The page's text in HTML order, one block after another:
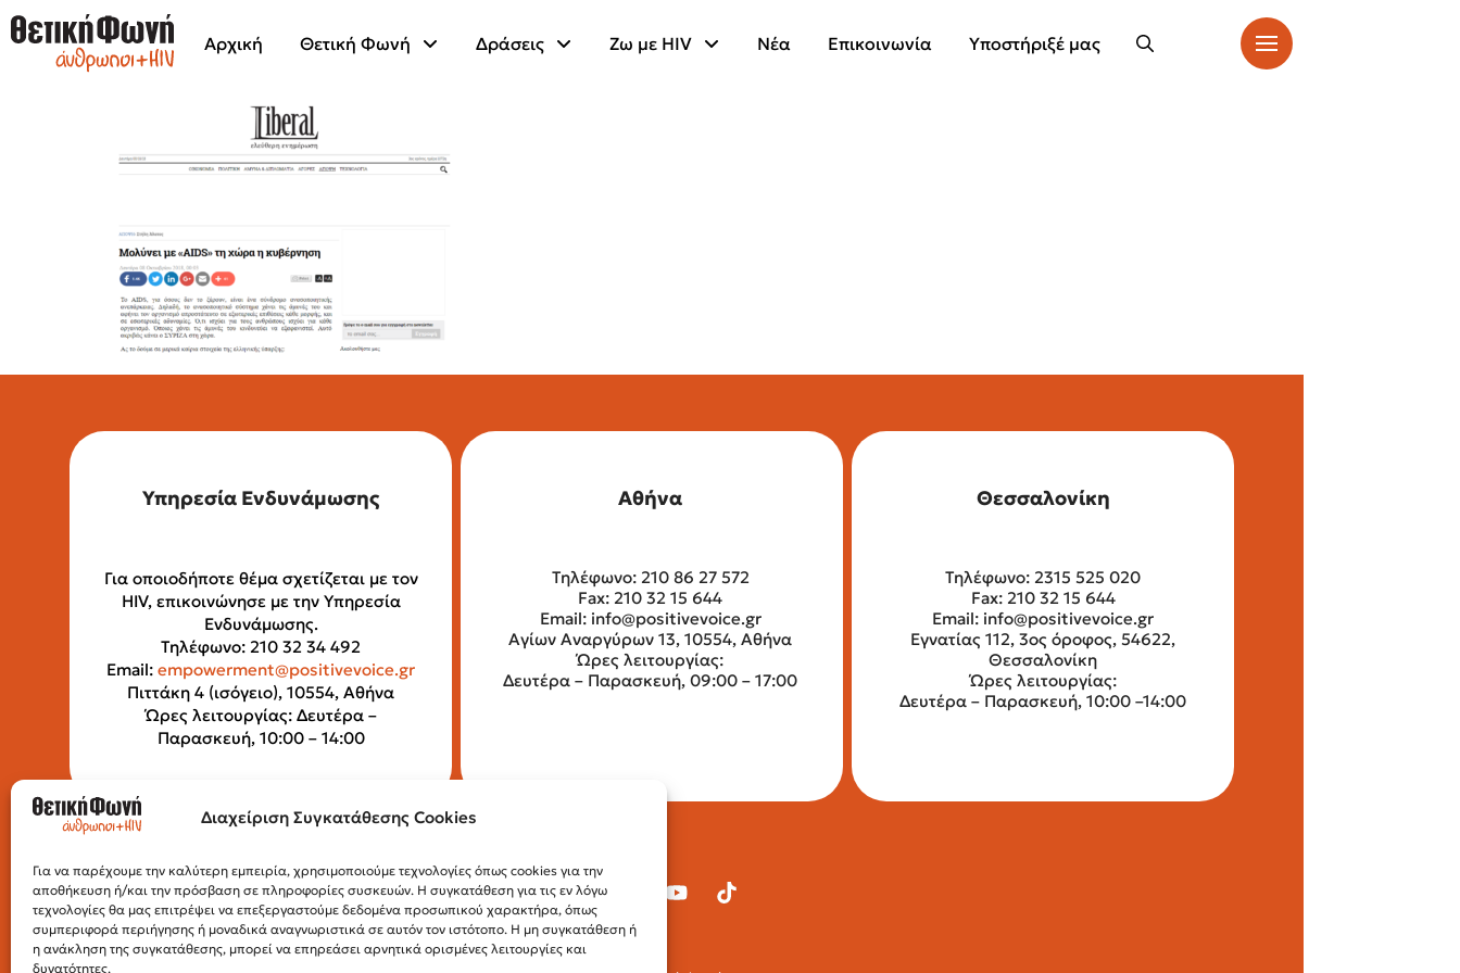
Διαχείριση Συγκατάθεσης Cookies
Για να παρέχουμε την καλύτερη εμπειρία, χρησιμοποιούμε τεχνολογίες όπως cookies για την
αποθήκευση ή/και την πρόσβαση σε πληροφορίες συσκευών. Η συγκατάθεση για τις εν λόγω
τεχνολογίες θα μας επιτρέψει να επεξεργαστούμε δεδομένα προσωπικού χαρακτήρα, όπως
συμπεριφορά περιήγησης ή μοναδικά αναγνωριστικά σε αυτόν τον ιστότοπο. Η μη συγκατάθεση ή
η ανάκληση της συγκατάθεσης, μπορεί να επηρεάσει αρνητικά ορισμένες λειτουργίες και
δυνατότητες.
Αρχική Θετική Φωνή Δράσεις Ζω με HIV Νέα Επικοινωνία Υποστήριξέ μας
Υπηρεσία Ενδυνάμωσης
Για οποιοδήποτε θέμα σχετίζεται με τον
HIV, επικοινώνησε με την Υπηρεσία
Ενδυνάμωσης.
Τηλέφωνο: 210 32 34 492
Email: empowerment@positivevoice.gr
Πιττάκη 4 (ισόγειο), 10554, Αθήνα
Ώρες λειτουργίας: Δευτέρα –
Παρασκευή, 10:00 – 14:00
Αθήνα
Τηλέφωνο: 210 86 27 572
Fax: 210 32 15 644
Email: info@positivevoice.gr
Αγίων Αναργύρων 13, 10554, Αθήνα
Ώρες λειτουργίας:
Δευτέρα – Παρασκευή, 09:00 – 17:00
Θεσσαλονίκη
Τηλέφωνο: 2315 525 020
Fax: 210 32 15 644
Email: info@positivevoice.gr
Εγνατίας 112, 3ος όροφος, 54622,
Θεσσαλονίκη
Ώρες λειτουργίας:
Δευτέρα – Παρασκευή, 10:00 –14:00